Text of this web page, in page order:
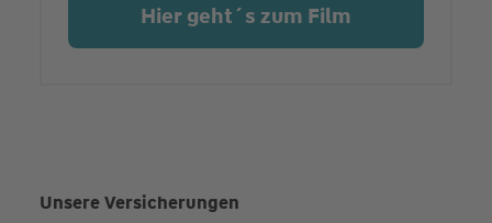
Hier geht´s zum Film
Unsere Versicherungen